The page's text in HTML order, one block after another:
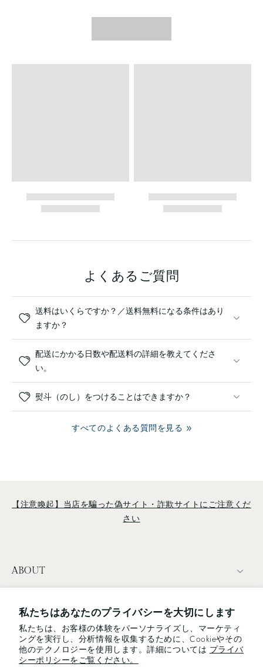
私たちはあなたのプライバシーを大切にします
私たちは、お客様の体験をパーソナライズし、マーケティ
ングを実行し、分析情報を収集するために、Cookieやその
他のテクノロジーを使用します。詳細については プライバ
シーポリシーをご覧ください。
よくあるご質問
送料はいくらですか？／送料無料になる条件はあり
ますか？
配送にかかる日数や配送料の詳細を教えてくださ
い。
熨斗（のし）をつけることはできますか？
すべてのよくある質問を見る
【注意喚起】当店を騙った偽サイト・詐欺サイトにご注意くだ
さい
ABOUT
NEWSLETTER
電子メール